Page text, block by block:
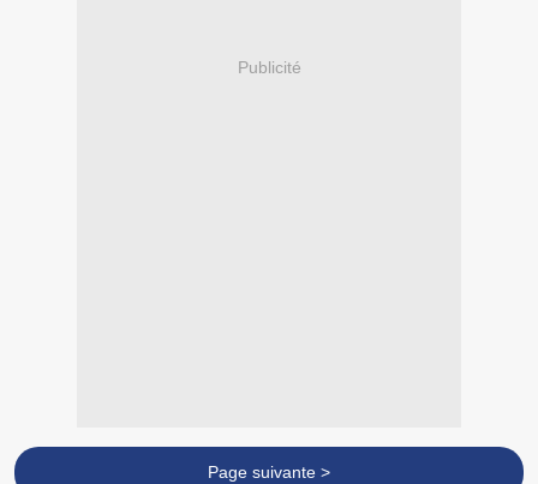
Publicité
Page suivante >